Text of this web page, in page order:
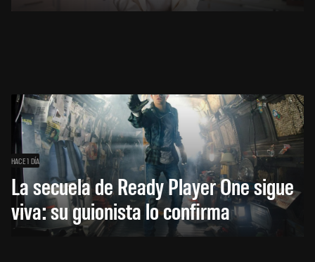
HACE 1 DÍA
La secuela de Ready Player One sigue
viva: su guionista lo confirma